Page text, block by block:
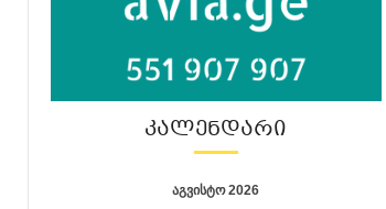
ᲙᲐᲚᲔᲜᲓᲐᲠᲘ
აგვისტო 2026